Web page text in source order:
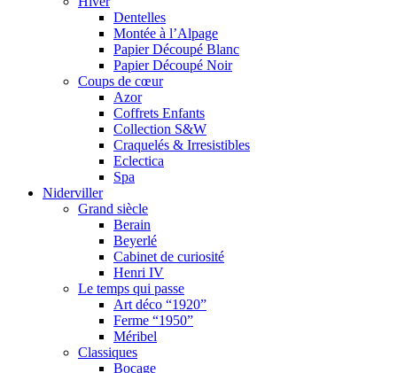
Dentelles
Montée à l’Alpage
Papier Découpé Blanc
Papier Découpé Noir
Coups de cœur
Azor
Coffrets Enfants
Collection S&W
Craquelés & Irresistibles
Eclectica
Spa
Niderviller
Grand siècle
Berain
Beyerlé
Cabinet de curiosité
Henri IV
Le temps qui passe
Art déco “1920”
Ferme “1950”
Méribel
Classiques
Bocage